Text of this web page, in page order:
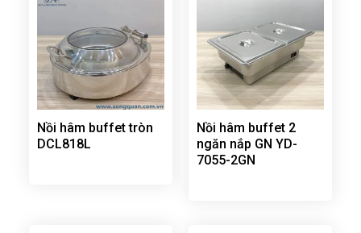
Nồi hâm buffet tròn
DCL818L
Nồi hâm buffet 2
ngăn nắp GN YD-
7055-2GN